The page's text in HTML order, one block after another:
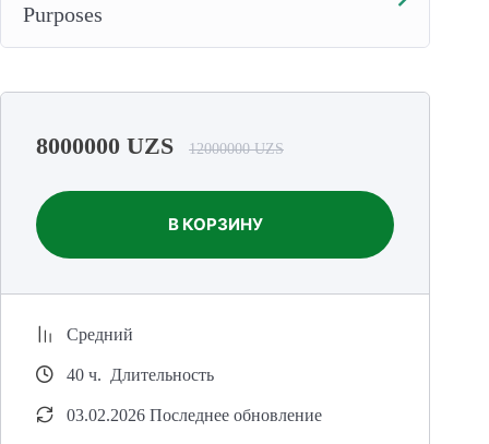
Purposes
8000000 UZS 12000000UZS
В КОРЗИНУ
Средний
40 ч. Длительность
03.02.2026 Последнее обновление